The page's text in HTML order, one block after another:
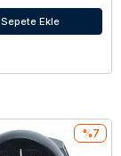
Sepete Ekle
%7